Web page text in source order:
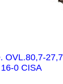
OVL.80,7-
16-0 CISA